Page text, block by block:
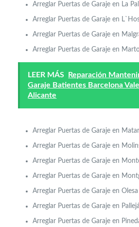
Arreglar Puertas de Garaje en La
Arreglar Puertas de Garaje en
Arreglar Puertas de Garaje en
Arreglar Puertas de Garaje en
LEER MÁS
Reparación
Garaje Batientes Barcelona
Alicante
Arreglar Puertas de Garaje en
Arreglar Puertas de Garaje en
Arreglar Puertas de Garaje en
Arreglar Puertas de Garaje en
Arreglar Puertas de Garaje en
Arreglar Puertas de Garaje en Pallejá
Arreglar Puertas de Garaje en